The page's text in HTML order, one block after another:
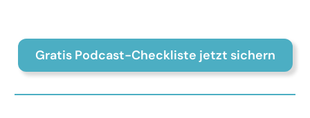
Gratis Podcast-Checkliste jetzt sichern